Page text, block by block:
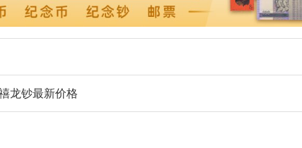
龙钞最新价格